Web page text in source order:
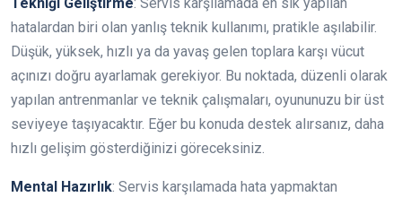
hatalardan biri olan yanlış teknik kullanımı, pratikle aşılabilir.
Düşük, yüksek, hızlı ya da yavaş gelen toplara karşı vücut
açınızı doğru ayarlamak gerekiyor. Bu noktada, düzenli olarak
yapılan antrenmanlar ve teknik çalışmaları, oyununuzu bir üst
seviyeye taşıyacaktır. Eğer bu konuda destek alırsanız, daha
hızlı gelişim gösterdiğinizi göreceksiniz.
Mental Hazırlık: Servis karşılamada hata yapmaktan